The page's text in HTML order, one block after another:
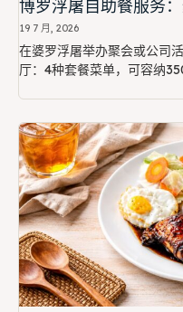
博罗浮屠自助餐服务
19 7 月, 2026
在婆罗浮屠举办聚会或公司
厅：4种套餐菜单，可容纳